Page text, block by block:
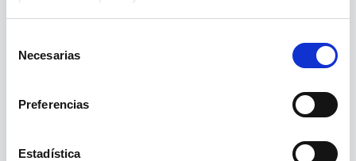
Necesarias
Preferencias
Estadística
La ruta no existe.